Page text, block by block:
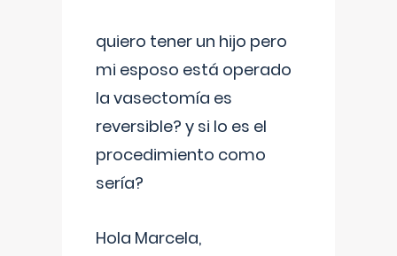
quiero tener un hijo pero
mi esposo está operado
la vasectomía es
reversible? y si lo es el
procedimiento como
sería?
Hola Marcela,